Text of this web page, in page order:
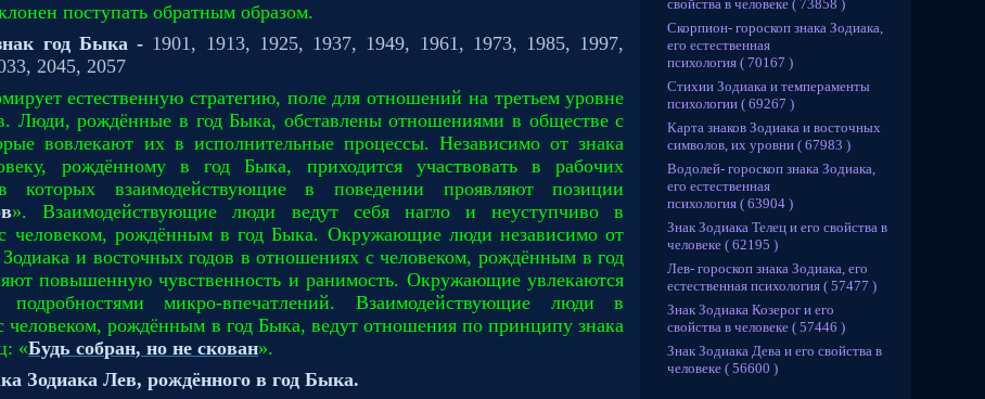
поступать обратным образом.
год Быка - 1901, 1913, 1925, 1937, 1949, 1961, 1973, 1985, 1997,
2045, 2057
естественную стратегию, поле для отношений на третьем уровне
Люди, рождённые в год Быка, обставлены отношениями в обществе с
вовлекают их в исполнительные процессы. Независимо от знака
рождённому в год Быка, приходится участвовать в рабочих
которых взаимодействующие в поведении проявляют позиции
». Взаимодействующие люди ведут себя нагло и неуступчиво в
человеком, рождённым в год Быка. Окружающие люди независимо от
Зодиака и восточных годов в отношениях с человеком, рождённым в год
повышенную чувственность и ранимость. Окружающие увлекаются
микро-впечатлений. Взаимодействующие люди в
человеком, рождённым в год Быка, ведут отношения по принципу знака
«Будь собран, но не скован».
Зодиака Лев, рождённого в год Быка.
свойства в человеке ( 73858 )
Скорпион- гороскоп знака Зодиака,
его естественная
психология ( 70167 )
Стихии Зодиака и темпераменты
психологии ( 69267 )
Карта знаков Зодиака и восточных
символов, их уровни ( 67983 )
Водолей- гороскоп знака Зодиака,
его естественная
психология ( 63904 )
Знак Зодиака Телец и его свойства в
человеке ( 62195 )
Лев- гороскоп знака Зодиака, его
естественная психология ( 57477 )
Знак Зодиака Козерог и его
свойства в человеке ( 57446 )
Знак Зодиака Дева и его свойства в
человеке ( 56600 )